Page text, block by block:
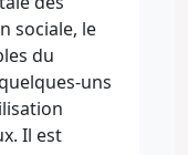
sociale, le
du
uns
Il est